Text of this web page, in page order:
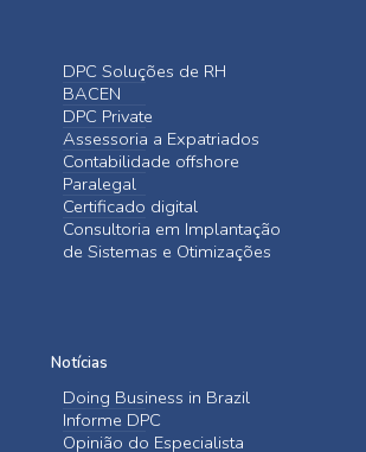
DPC Soluções de RH
BACEN
DPC Private
Assessoria a Expatriados
Contabilidade offshore
Paralegal
Certificado digital
Consultoria em Implantação
de Sistemas e Otimizações
Notícias
Doing Business in Brazil
Informe DPC
Opinião do Especialista